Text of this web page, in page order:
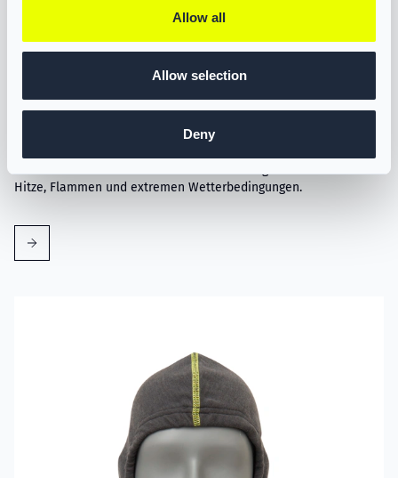
Allow all
Allow selection
Deny
VIKING Flammschutzhaube Aramid Blau
Hitze, Flammen und extremen Wetterbedingungen.